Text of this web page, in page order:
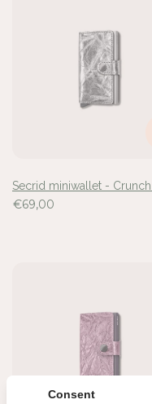
Secrid miniwallet -
€69,00
Consent